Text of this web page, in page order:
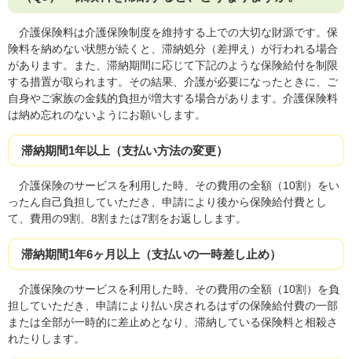
介護保険料は介護保険制度を維持する上での大切な財源です。保
険料を納めない状態が続くと、滞納処分（差押え）が行われる場合
があります。また、滞納期間に応じて下記のような保険給付を制限
する措置が取られます。その結果、介護が必要になったときに、ご
自身やご家族の金銭的負担が増大する場合があります。介護保険料
は納め忘れのないようにお願いします。
滞納期間1年以上（支払い方法の変更）
​ 介護保険のサービスを利用した時、その費用の全額（10割）をい
ったん自己負担していただき、申請により後から保険給付費とし
て、費用の9割、8割または7割をお返しします。
滞納期間1年6ヶ月以上（支払いの一時差し止め）
​介護保険のサービスを利用した時、その費用の全額（10割）を負
担していただき、申請により払い戻されるはずの保険給付費の一部
または全部が一時的に差止めとなり、滞納している保険料と相殺さ
れたりします。